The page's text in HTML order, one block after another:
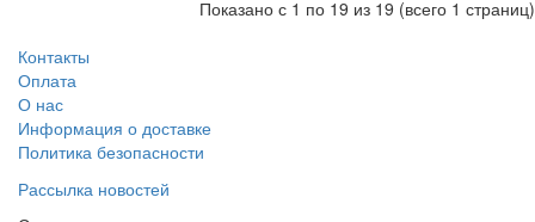
Показано с 1 по 19 из 19 (всего 1 страниц)
Контакты
Оплата
О нас
Информация о доставке
Политика безопасности
Рассылка новостей